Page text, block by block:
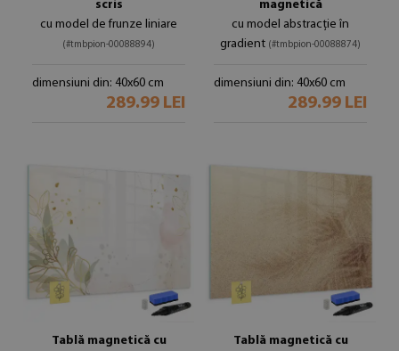
scris
cu model de frunze liniare
(#tmbpion-00088894)
dimensiuni din: 40x60 cm
289.99 LEI
magnetică
cu model abstracție în
gradient (#tmbpion-00088874)
dimensiuni din: 40x60 cm
289.99 LEI
Tablă magnetică cu
Tablă magnetică cu